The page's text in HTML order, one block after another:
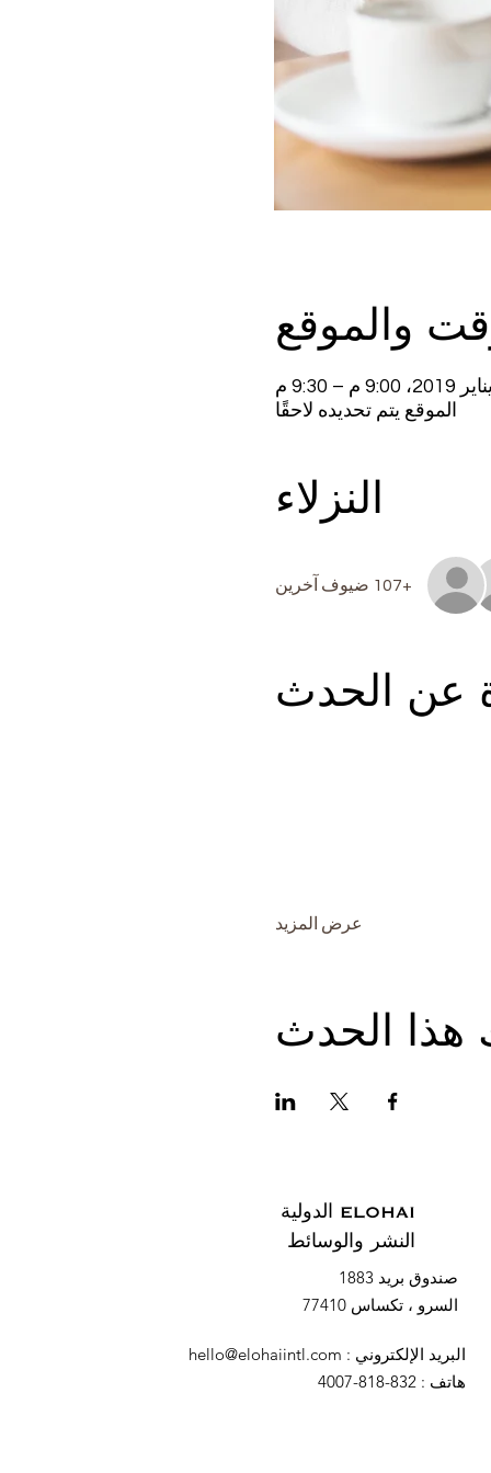
والموقع
الموقع يتم تحديده لاحقًا
النزلاء
+107 ضيوف آخرين
عن الحدث
عرض المزيد
الحدث
ELOHAI الدولية
النشر والوسائط
صندوق بريد 1883
السرو ، تكساس 77410
البريد الإلكتروني :
hello@elohaiintl.com
هاتف : 832-818-4007